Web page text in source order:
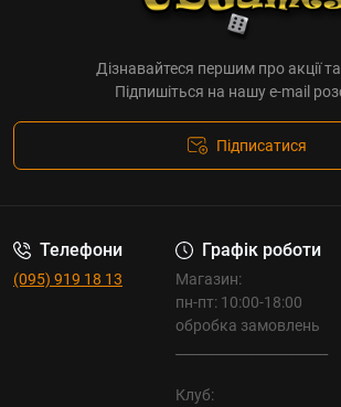
Дізнавайтеся першим про акції
Підпишіться на нашу e-mail
Підписатися
Телефони
(095) 919 18 13
Графік роботи
Магазин:
пн-пт: 10:00-18:00
обробка замовлень
Клуб: